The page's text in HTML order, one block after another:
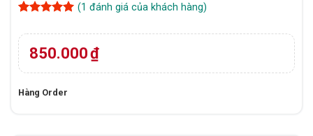
dựa trên
đánh giá
(1 đánh giá của khách hàng)
850.000₫
Hàng Order